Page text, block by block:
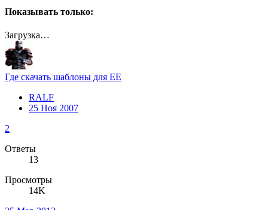
Показывать только:
Загрузка…
Где скачать шаблоны для EE
RALF
25 Ноя 2007
2
Ответы
13
Просмотры
14K